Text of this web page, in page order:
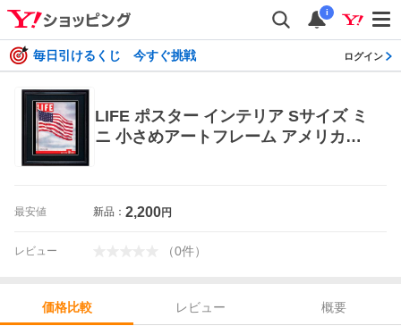
i
毎日引けるくじ 今すぐ挑戦 ログイン
LIFE ポスター インテリア Sサイズ ミ
ニ 小さめアートフレーム アメリカン
最安値 新品： 2,200円
レビュー （0件）
価格比較 レビュー
概要